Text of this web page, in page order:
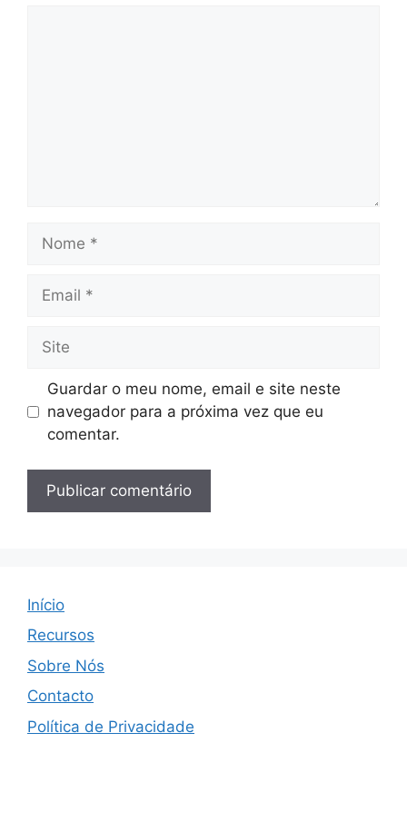
Nome
Email
Site
Guardar o meu nome, email e site neste
navegador para a próxima vez que eu
comentar.
Início
Recursos
Sobre Nós
Contacto
Política de Privacidade